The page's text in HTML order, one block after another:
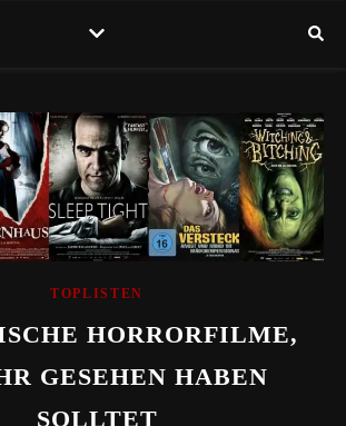
TOPLISTEN
HORRORFILME,
GESEHEN HABEN
SOLLTET